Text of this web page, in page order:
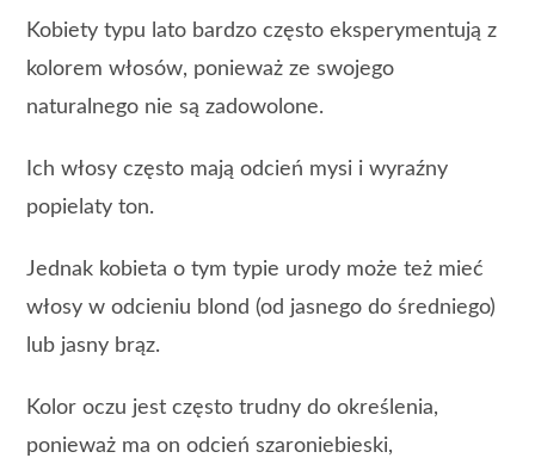
Kobiety typu lato bardzo często eksperymentują z
kolorem włosów, ponieważ ze swojego
naturalnego nie są zadowolone.
Ich włosy często mają odcień mysi i wyraźny
popielaty ton.
Jednak kobieta o tym typie urody może też mieć
włosy w odcieniu blond (od jasnego do średniego)
lub jasny brąz.
Kolor oczu jest często trudny do określenia,
ponieważ ma on odcień szaroniebieski,